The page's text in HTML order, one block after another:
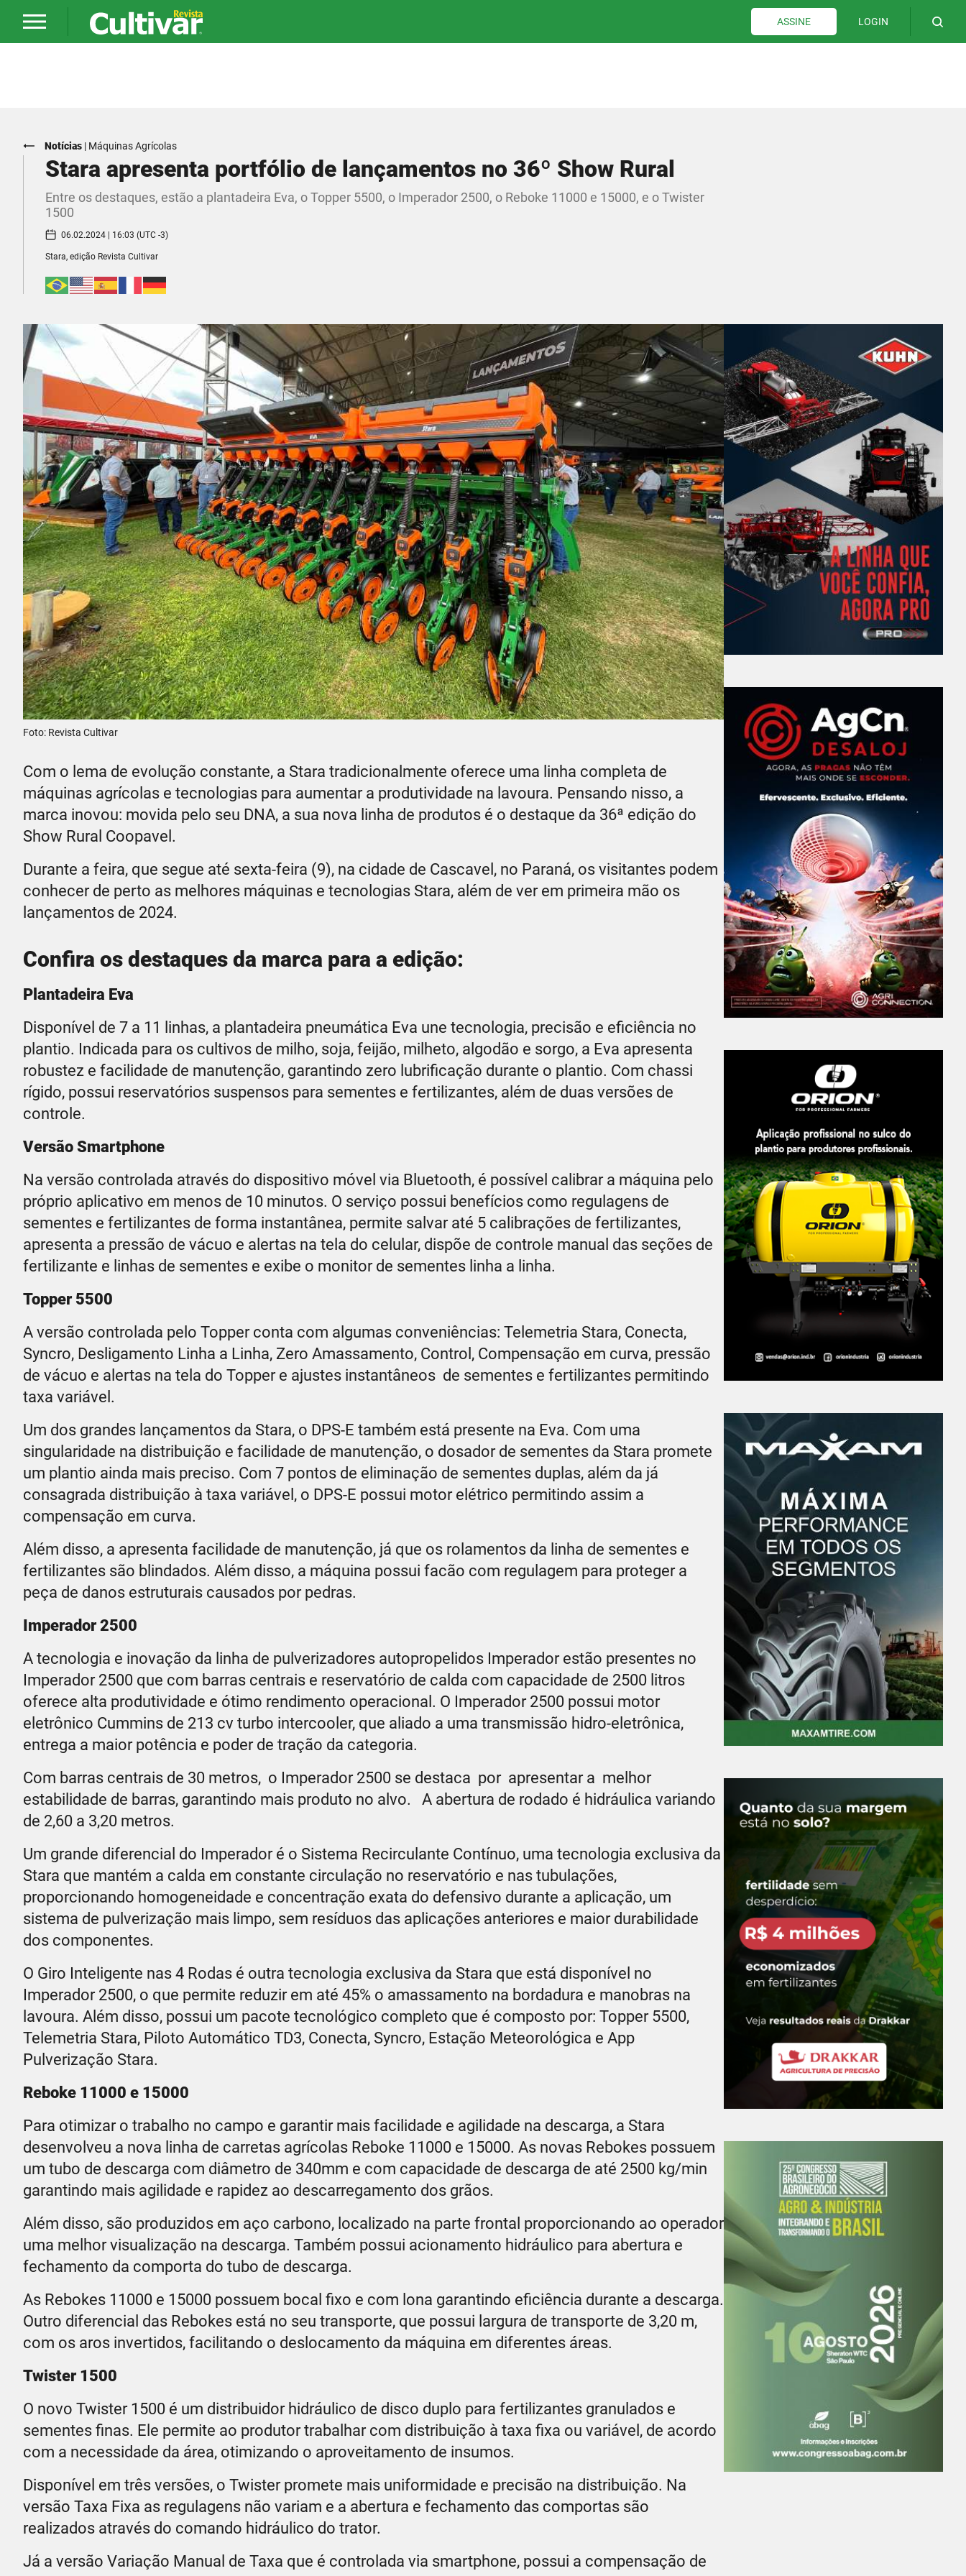
ASSINE LOGIN
Notícias | Máquinas Agrícolas
Stara apresenta portfólio de lançamentos no 36º Show Rural
Entre os destaques, estão a plantadeira Eva, o Topper 5500, o Imperador 2500, o Reboke 11000 e 15000, e o Twister
1500
06.02.2024 | 16:03 (UTC -3)
Stara, edição Revista Cultivar
Foto: Revista Cultivar
Com o lema de evolução constante, a Stara tradicionalmente oferece uma linha completa de
máquinas agrícolas e tecnologias para aumentar a produtividade na lavoura. Pensando nisso, a
marca inovou: movida pelo seu DNA, a sua nova linha de produtos é o destaque da 36ª edição do
Show Rural Coopavel.
Durante a feira, que segue até sexta-feira (9), na cidade de Cascavel, no Paraná, os visitantes podem
conhecer de perto as melhores máquinas e tecnologias Stara, além de ver em primeira mão os
lançamentos de 2024.
Confira os destaques da marca para a edição:
Plantadeira Eva
Disponível de 7 a 11 linhas, a plantadeira pneumática Eva une tecnologia, precisão e eficiência no
plantio. Indicada para os cultivos de milho, soja, feijão, milheto, algodão e sorgo, a Eva apresenta
robustez e facilidade de manutenção, garantindo zero lubrificação durante o plantio. Com chassi
rígido, possui reservatórios suspensos para sementes e fertilizantes, além de duas versões de
controle.
Versão Smartphone
Na versão controlada através do dispositivo móvel via Bluetooth, é possível calibrar a máquina pelo
próprio aplicativo em menos de 10 minutos. O serviço possui benefícios como regulagens de
sementes e fertilizantes de forma instantânea, permite salvar até 5 calibrações de fertilizantes,
apresenta a pressão de vácuo e alertas na tela do celular, dispõe de controle manual das seções de
fertilizante e linhas de sementes e exibe o monitor de sementes linha a linha.
Topper 5500
A versão controlada pelo Topper conta com algumas conveniências: Telemetria Stara, Conecta,
Syncro, Desligamento Linha a Linha, Zero Amassamento, Control, Compensação em curva, pressão
de vácuo e alertas na tela do Topper e ajustes instantâneos de sementes e fertilizantes permitindo
taxa variável.
Um dos grandes lançamentos da Stara, o DPS-E também está presente na Eva. Com uma
singularidade na distribuição e facilidade de manutenção, o dosador de sementes da Stara promete
um plantio ainda mais preciso. Com 7 pontos de eliminação de sementes duplas, além da já
consagrada distribuição à taxa variável, o DPS-E possui motor elétrico permitindo assim a
compensação em curva.
Além disso, a apresenta facilidade de manutenção, já que os rolamentos da linha de sementes e
fertilizantes são blindados. Além disso, a máquina possui facão com regulagem para proteger a
peça de danos estruturais causados por pedras.
Imperador 2500
A tecnologia e inovação da linha de pulverizadores autopropelidos Imperador estão presentes no
Imperador 2500 que com barras centrais e reservatório de calda com capacidade de 2500 litros
oferece alta produtividade e ótimo rendimento operacional. O Imperador 2500 possui motor
eletrônico Cummins de 213 cv turbo intercooler, que aliado a uma transmissão hidro-eletrônica,
entrega a maior potência e poder de tração da categoria.
Com barras centrais de 30 metros, o Imperador 2500 se destaca por apresentar a melhor
estabilidade de barras, garantindo mais produto no alvo. A abertura de rodado é hidráulica variando
de 2,60 a 3,20 metros.
Um grande diferencial do Imperador é o Sistema Recirculante Contínuo, uma tecnologia exclusiva da
Stara que mantém a calda em constante circulação no reservatório e nas tubulações,
proporcionando homogeneidade e concentração exata do defensivo durante a aplicação, um
sistema de pulverização mais limpo, sem resíduos das aplicações anteriores e maior durabilidade
dos componentes.
O Giro Inteligente nas 4 Rodas é outra tecnologia exclusiva da Stara que está disponível no
Imperador 2500, o que permite reduzir em até 45% o amassamento na bordadura e manobras na
lavoura. Além disso, possui um pacote tecnológico completo que é composto por: Topper 5500,
Telemetria Stara, Piloto Automático TD3, Conecta, Syncro, Estação Meteorológica e App
Pulverização Stara.
Reboke 11000 e 15000
Para otimizar o trabalho no campo e garantir mais facilidade e agilidade na descarga, a Stara
desenvolveu a nova linha de carretas agrícolas Reboke 11000 e 15000. As novas Rebokes possuem
um tubo de descarga com diâmetro de 340mm e com capacidade de descarga de até 2500 kg/min
garantindo mais agilidade e rapidez ao descarregamento dos grãos.
Além disso, são produzidos em aço carbono, localizado na parte frontal proporcionando ao operador
uma melhor visualização na descarga. Também possui acionamento hidráulico para abertura e
fechamento da comporta do tubo de descarga.
As Rebokes 11000 e 15000 possuem bocal fixo e com lona garantindo eficiência durante a descarga.
Outro diferencial das Rebokes está no seu transporte, que possui largura de transporte de 3,20 m,
com os aros invertidos, facilitando o deslocamento da máquina em diferentes áreas.
Twister 1500
O novo Twister 1500 é um distribuidor hidráulico de disco duplo para fertilizantes granulados e
sementes finas. Ele permite ao produtor trabalhar com distribuição à taxa fixa ou variável, de acordo
com a necessidade da área, otimizando o aproveitamento de insumos.
Disponível em três versões, o Twister promete mais uniformidade e precisão na distribuição. Na
versão Taxa Fixa as regulagens não variam e a abertura e fechamento das comportas são
realizados através do comando hidráulico do trator.
Já a versão Variação Manual de Taxa que é controlada via smartphone, possui a compensação de